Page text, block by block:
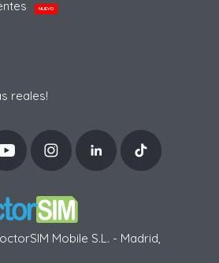
NUEVO
reales!
Mobile S.L. - Madrid,